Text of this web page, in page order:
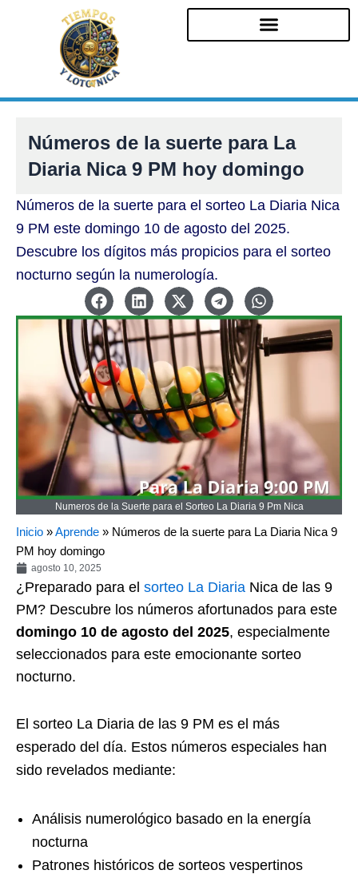
Números de la suerte para La
Diaria Nica 9 PM hoy domingo
Números de la suerte para el sorteo La Diaria Nica
9 PM este domingo 10 de agosto del 2025.
Descubre los dígitos más propicios para el sorteo
nocturno según la numerología.
Numeros de la Suerte para el Sorteo La Diaria 9 Pm Nica
Inicio »Aprende » Números de la suerte para La Diaria Nica 9
PM hoy domingo
agosto 10, 2025
¿Preparado para el sorteo La Diaria Nica de las 9
PM? Descubre los números afortunados para este
domingo 10 de agosto del 2025, especialmente
seleccionados para este emocionante sorteo
nocturno.
El sorteo La Diaria de las 9 PM es el más
esperado del día. Estos números especiales han
sido revelados mediante:
Análisis numerológico basado en la energía
nocturna
Patrones históricos de sorteos vespertinos